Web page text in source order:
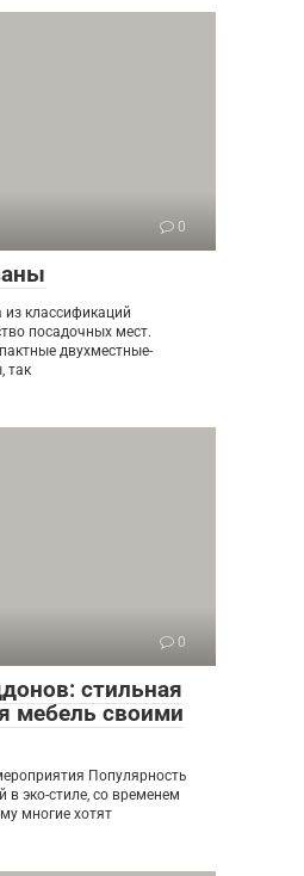
0
из классификаций
посадочных мест.
двухместные-
так
0
стильная
мебель своими
Популярность
в эко-стиле, со временем
многие хотят